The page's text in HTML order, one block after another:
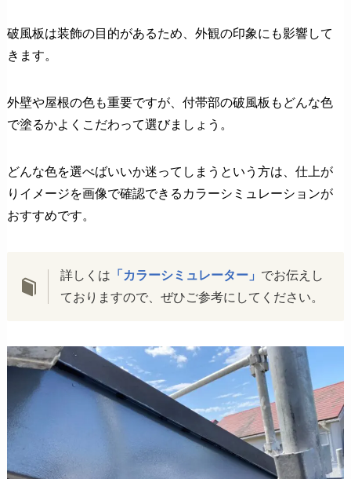
破風板は装飾の目的があるため、外観の印象にも影響して
きます。
外壁や屋根の色も重要ですが、付帯部の破風板もどんな色
で塗るかよくこだわって選びましょう。
どんな色を選べばいいか迷ってしまうという方は、仕上が
りイメージを画像で確認できるカラーシミュレーションが
おすすめです。
詳しくは 「カラーシミュレーター」 でお伝えし
ておりますので、ぜひご参考にしてください。